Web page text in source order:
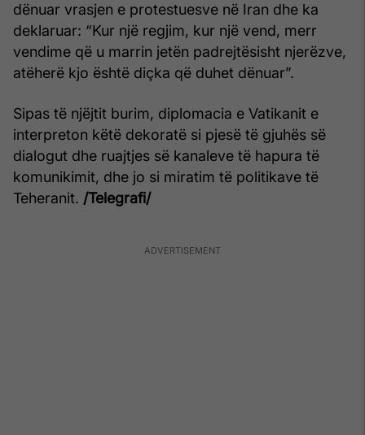
dënuar vrasjen e protestuesve në Iran dhe ka
deklaruar: “Kur një regjim, kur një vend, merr
vendime që u marrin jetën padrejtësisht njerëzve,
atëherë kjo është diçka që duhet dënuar”.
Sipas të njëjtit burim, diplomacia e Vatikanit e
interpreton këtë dekoratë si pjesë të gjuhës së
dialogut dhe ruajtjes së kanaleve të hapura të
komunikimit, dhe jo si miratim të politikave të
Teheranit. /Telegrafi/